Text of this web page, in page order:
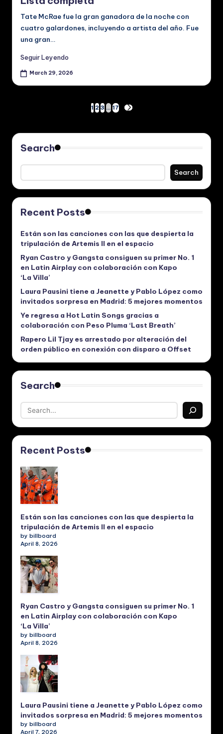
Tate McRae fue la gran ganadora de la noche con
cuatro galardones, incluyendo a artista del año. Fue
una gran…
Seguir Leyendo
March 29, 2026
pagination
1 2 3 … 17
NEXT
Search
Search
Recent Posts
Están son las canciones con las que despierta la
tripulación de Artemis II en el espacio
Ryan Castro y Gangsta consiguen su primer No. 1
en Latin Airplay con colaboración con Kapo
‘La Villa’
Laura Pausini tiene a Jeanette y Pablo López como
invitados sorpresa en Madrid: 5 mejores momentos
Ye regresa a Hot Latin Songs gracias a
colaboración con Peso Pluma ‘Last Breath’
Rapero Lil Tjay es arrestado por alteración del
orden público en conexión con disparo a Offset
Search
Recent Posts
Están son las canciones con las que despierta la
tripulación de Artemis II en el espacio
by billboard
April 8, 2026
Ryan Castro y Gangsta consiguen su primer No. 1
en Latin Airplay con colaboración con Kapo
‘La Villa’
by billboard
April 8, 2026
Laura Pausini tiene a Jeanette y Pablo López como
invitados sorpresa en Madrid: 5 mejores momentos
by billboard
April 7, 2026